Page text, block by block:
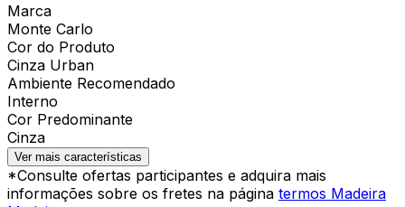
Marca
Monte Carlo
Cor do Produto
Cinza Urban
Ambiente Recomendado
Interno
Cor Predominante
Cinza
Ver mais características
*Consulte ofertas participantes e adquira mais
informações sobre os fretes na página termos Madeira